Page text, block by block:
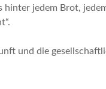
jedem Brot,
und die